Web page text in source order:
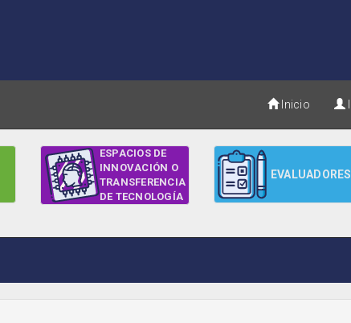
Inicio
ESPACIOS DE
INNOVACIÓN O
TRANSFERENCIA
DE TECNOLOGÍA
EVALUADORES